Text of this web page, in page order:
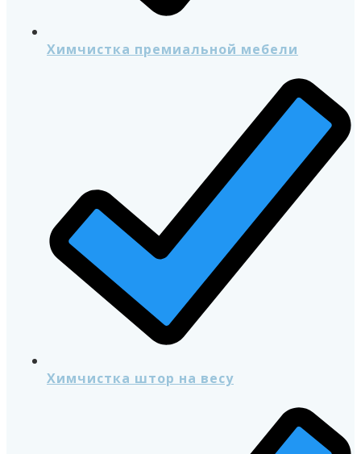
Химчистка премиальной мебели
Химчистка штор на весу